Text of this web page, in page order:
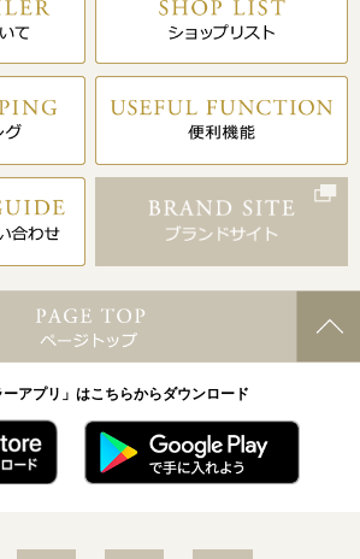
ーアプリ」はこちらからダウンロード